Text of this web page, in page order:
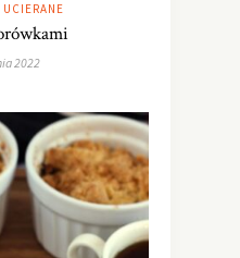
UCIERANE
2022